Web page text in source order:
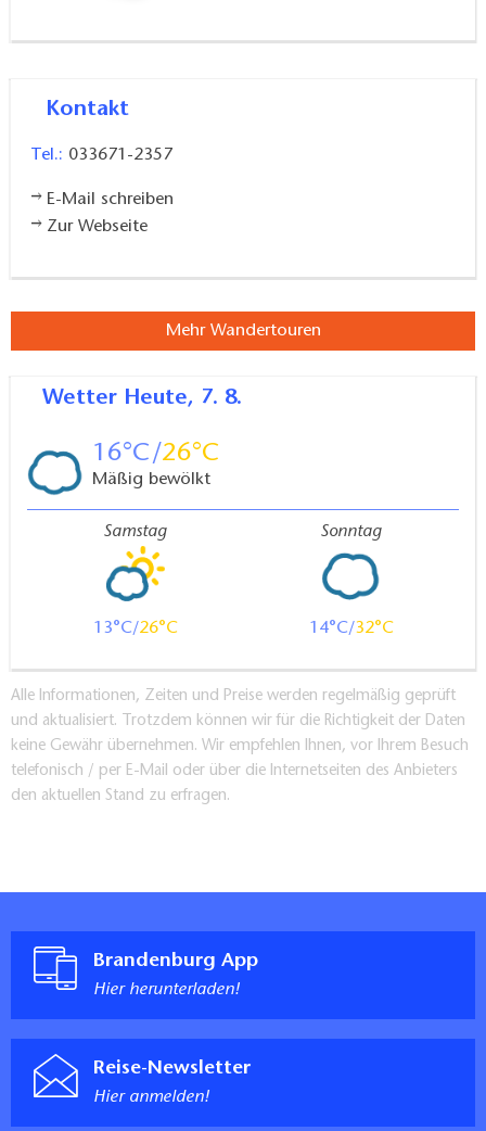
Kontakt
Tel.: 033671-2357
E-Mail schreiben
Zur Webseite
Mehr Wandertouren
Wetter Heute, 7. 8.
16 26
Mäßig bewölkt
Samstag
13 26
Sonntag
14 32
Alle Informationen, Zeiten und Preise werden regelmäßig geprüft
und aktualisiert. Trotzdem können wir für die Richtigkeit der Daten
keine Gewähr übernehmen. Wir empfehlen Ihnen, vor Ihrem Besuch
telefonisch / per E-Mail oder über die Internetseiten des Anbieters
den aktuellen Stand zu erfragen.
Brandenburg App
Hier herunterladen!
Reise-Newsletter
Hier anmelden!